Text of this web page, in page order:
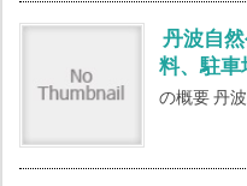
丹波自
料、駐車
の概要 丹